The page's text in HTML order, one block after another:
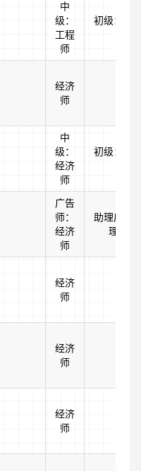
中
级：
工程
师
初级：助
经济
师
中
级：
经济
师
初级：助
广告
师：
经济
师
助理广告
理经济
经济
师
经济
师
经济
师